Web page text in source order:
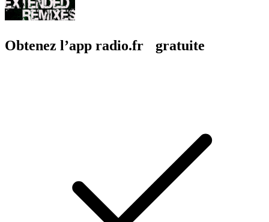
Obtenez l’app radio.fr gratuite